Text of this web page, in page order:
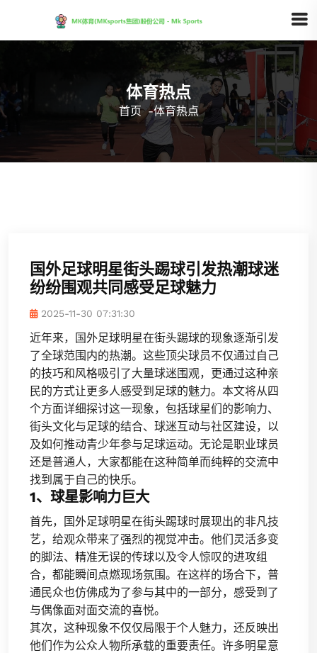
体育热点
首页 -体育热点
国外足球明星街头踢球引发热潮球迷
纷纷围观共同感受足球魅力
2025-11-30 07:31:30
近年来，国外足球明星在街头踢球的现象逐渐引发
了全球范围内的热潮。这些顶尖球员不仅通过自己
的技巧和风格吸引了大量球迷围观，更通过这种亲
民的方式让更多人感受到足球的魅力。本文将从四
个方面详细探讨这一现象，包括球星们的影响力、
街头文化与足球的结合、球迷互动与社区建设，以
及如何推动青少年参与足球运动。无论是职业球员
还是普通人，大家都能在这种简单而纯粹的交流中
找到属于自己的快乐。
1、球星影响力巨大
首先，国外足球明星在街头踢球时展现出的非凡技
艺，给观众带来了强烈的视觉冲击。他们灵活多变
的脚法、精准无误的传球以及令人惊叹的进攻组
合，都能瞬间点燃现场氛围。在这样的场合下，普
通民众也仿佛成为了参与其中的一部分，感受到了
与偶像面对面交流的喜悦。
其次，这种现象不仅仅局限于个人魅力，还反映出
他们作为公众人物所承载的重要责任。许多明星意